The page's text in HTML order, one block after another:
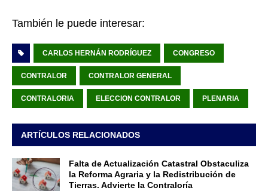
También le puede interesar:
CARLOS HERNÁN RODRÍGUEZ CONGRESO
CONTRALOR CONTRALOR GENERAL
CONTRALORIA ELECCION CONTRALOR PLENARIA
ARTÍCULOS RELACIONADOS
Falta de Actualización Catastral Obstaculiza
la Reforma Agraria y la Redistribución de
Tierras. Advierte la Contraloría